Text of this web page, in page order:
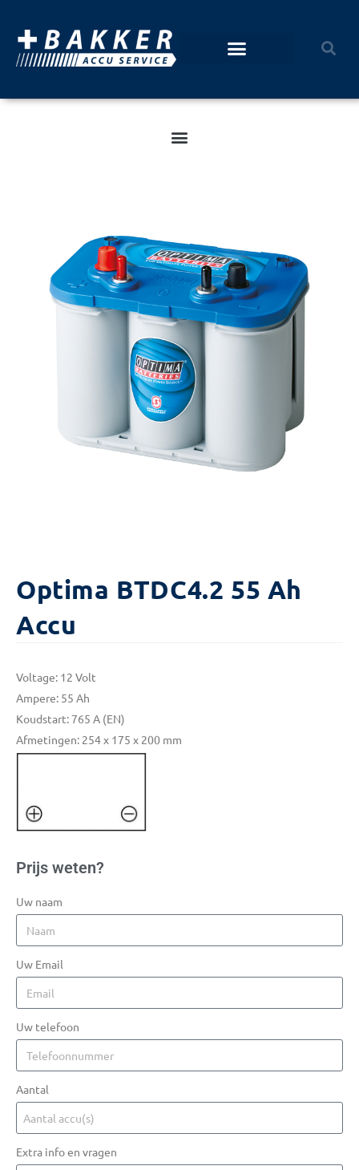
Optima BTDC4.2 55 Ah
Accu
Voltage: 12 Volt
Ampere: 55 Ah
Koudstart: 765 A (EN)
Afmetingen: 254 x 175 x 200 mm
Prijs weten?
Uw naam
Uw Email
Uw telefoon
Aantal
Extra info en vragen